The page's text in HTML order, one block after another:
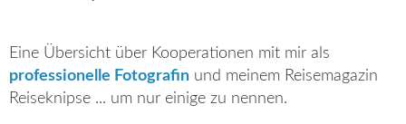
Eine Übersicht über Kooperationen mit mir als
professionelle Fotografin und meinem Reisemagazin
Reiseknipse ... um nur einige zu nennen.